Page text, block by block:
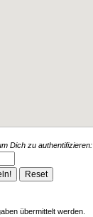
Dich zu authentifizieren:
übermittelt werden.